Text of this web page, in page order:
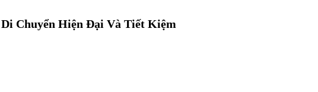
Chuyển Hiện Đại Và Tiết Kiệm